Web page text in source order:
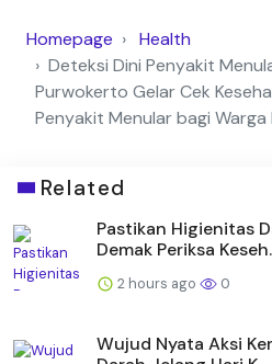
Homepage
Health
Deteksi Dini Penyakit
Purwokerto Gelar Cek
Penyakit Menular bagi Warga
Related
Pastikan Higienitas
Demak Periksa
2 hours ago 0
Wujud Nyata Aksi